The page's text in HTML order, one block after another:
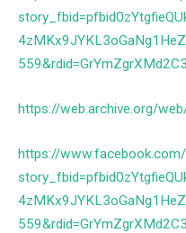
https://web.archive.org/
https://www.facebook.com/